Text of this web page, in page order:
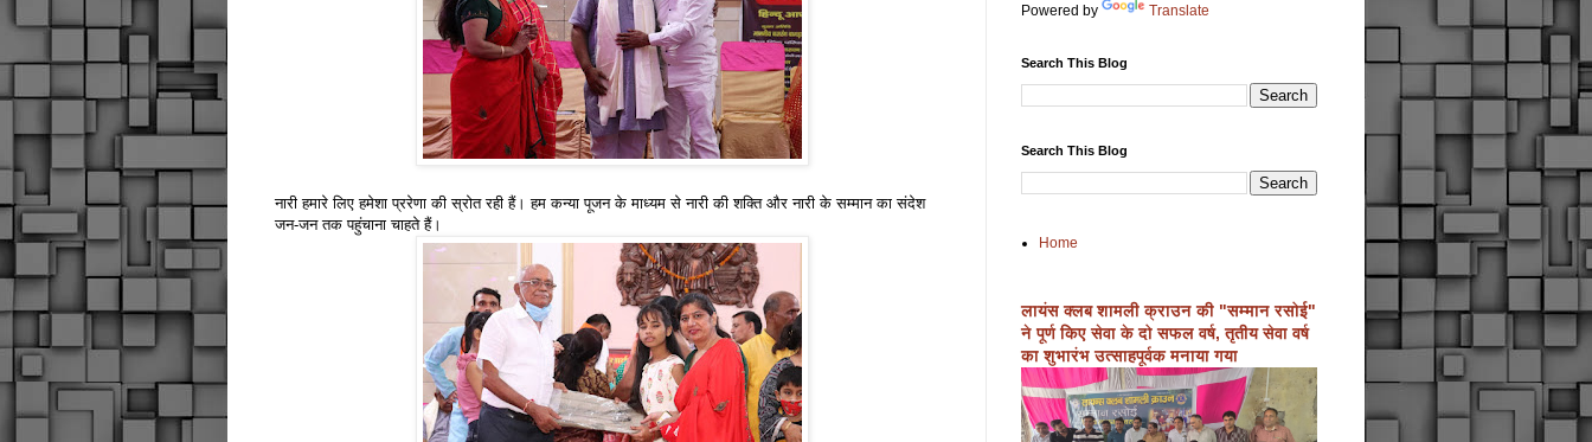
नारी हमारे लिए हमेशा प्ररेणा की स्रोत रही हैं। हम कन्या पूजन के माध्यम से नारी की शक्ति और नारी के सम्मान का संदेश
जन-जन तक पहुंचाना चाहते हैं।
Powered by Translate
Search This Blog
Search This Blog
Home
लायंस क्लब शामली क्राउन की "सम्मान रसोई"
ने पूर्ण किए सेवा के दो सफल वर्ष, तृतीय सेवा वर्ष
का शुभारंभ उत्साहपूर्वक मनाया गया